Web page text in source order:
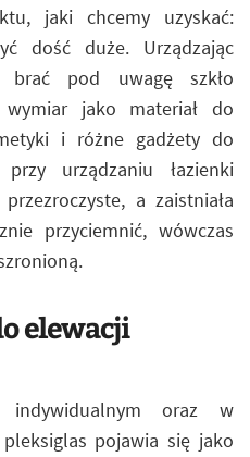
jaki chcemy uzyskać:
dość duże. Urządzając
brać pod uwagę szkło
jako materiał do
i różne gadżety do
urządzaniu łazienki
a zaistniała
przyciemnić, wówczas
elewacji
oraz w
pojawia się jako